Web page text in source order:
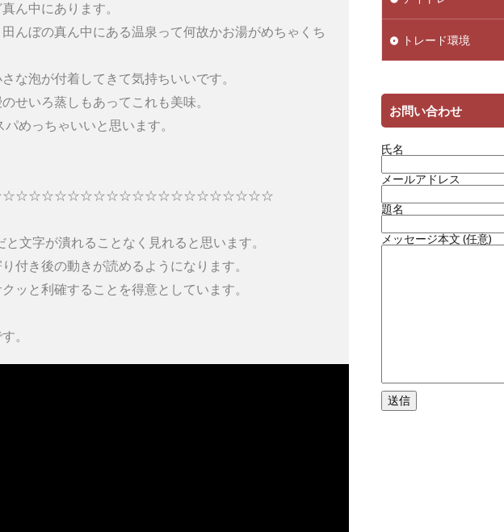
ん中にあります。
んぼの真ん中にある温泉って何故かお湯がめちゃくち
な泡が付着してきて気持ちいいです。
せいろ蒸しもあってこれも美味。
めっちゃいいと思います。
文字が潰れることなく見れると思います。
付き後の動きが読めるようになります。
ッと利確することを得意としています。
。
トレード環境
お問い合わせ
氏名
メールアドレス
題名
メッセージ本文 (任意)